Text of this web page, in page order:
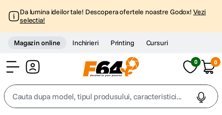
Da lumina ideilor tale! Descopera ofertele noastre Godox! Vezi
selectia!
Magazin online Inchirieri Printing Cursuri
0 0
Cauta dupa model, tipul produsului, caracteristici...